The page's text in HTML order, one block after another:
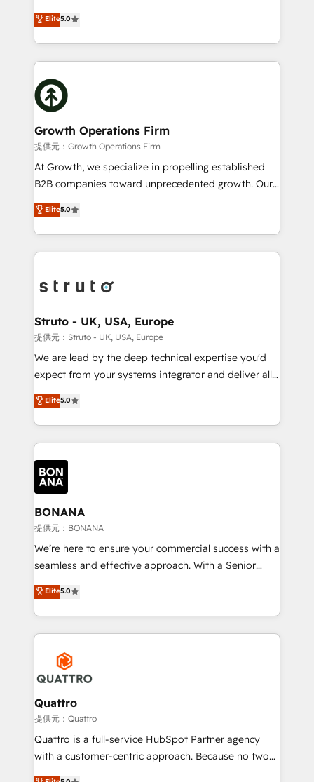
HubSpot Data System Migrations between systems
to HubSpot New lead generation strategies Time-
website development Award-winning creative
design We live and breathe HubSpot and are ready
ranks in the top 1% of global HubSpot Partners and
has been one of the longest-standing partners since
2012. We empower businesses to harness the full
potential of HubSpot by combining strategic
insights with technical excellence, we deliver
bespoke HubSpot solutions tailored to drive
measurable growth and operational efficiency. Why
Choose Nexa Cognition? 🚀 HubSpot Expertise: Our
certified team specialises in CRM implementation,
marketing automation, and revenue operations. 🤝
Custom Solutions: From onboarding and
HubSpot with your business needs. 🌟 Proven
Results: We’ve helped businesses of all sizes
Packages: Choose ongoing support or project-based
solutions. We offer service packages designed to fit
Elite5.0
Growth Operations Firm
提供元：Growth Operations Firm
At Growth, we specialize in propelling established
B2B companies toward unprecedented growth. Our
focus is on fine-tuning and enhancing your growth,
sales, and marketing operations. Unlike conventional
marketing agencies, we dive deep into the
operational aspects of your business, ensuring that
functioning optimally. With our expertise in leading
wealth of knowledge and experience to the table.
Our strategies are tailored to your business's unique
needs, ensuring a personalized approach that aligns
with your growth objectives.
Elite5.0
Struto - UK, USA, Europe
提供元：Struto - UK, USA, Europe
We are lead by the deep technical expertise you'd
expect from your systems integrator and deliver all
the agency services you'd expect from your
HubSpot Solutions Partner. As one of the UK's
longest-standing partners, we are experts at
maximising the value of the HubSpot platform and
building an integrated growth stack that brings your
business, operational and technical requirements to
life, and creates a 360˚ view of your customer to
help your teams do more. We specialise in HubSpot
technical services, website design and development
as well as agency services that help set you up for
success. Now, more than ever you need to connect
customer service. It's time to empower your teams
to create great customer experiences that generate
happen.
Elite5.0
BONANA
提供元：BONANA
We’re here to ensure your commercial success with a
seamless and effective approach. With a Senior
team that has 10+ years of experience in HubSpot,
we have a deep understanding of SaaS, Business
Services and E-commerce together with Retail. We
streamline and enhance your Sales, Marketing &
Service efforts, providing insights in your
commercial operations. We're good at RevOps,
automating and optimizing your marketing, sales &
service operations with AI, designing and building
your website, and we drive growth through Account-
Based Marketing, SEO, SEA and many other tactics.
No worries, we will advise you in which to deploy
Elite5.0
Quattro
提供元：Quattro
Quattro is a full-service HubSpot Partner agency
with a customer-centric approach. Because no two
clients have the same needs, Quattro offer a